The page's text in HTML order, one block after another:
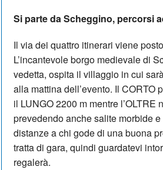
Si parte da Scheggino, percorsi
Il via dei quattro itinerari viene
L’incantevole borgo medievale di
vedetta, ospita il villaggio in cui
alla mattina dell’evento. Il CORTO
il LUNGO 2200 m mentre
prevedendo anche salite morbide
distanze a chi gode di una buona
tratta di gara, quindi guardatevi
regalerà.